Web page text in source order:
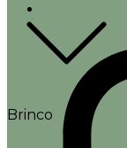
Brinco